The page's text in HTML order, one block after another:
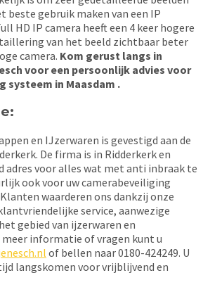
beste gebruik maken van een IP
HD IP camera heeft een 4 keer hogere
van het beeld zichtbaar beter
camera. Kom gerust langs in
voor een persoonlijk advies voor
systeem in Maasdam .
en IJzerwaren is gevestigd aan de
De firma is in Ridderkerk en
adres voor alles wat met anti inbraak te
ook voor uw camerabeveiliging
waarderen ons dankzij onze
service, aanwezige
gebied van ijzerwaren en
meer informatie of vragen kunt u
of bellen naar 0180-424249. U
langskomen voor vrijblijvend en